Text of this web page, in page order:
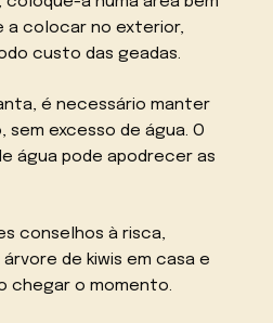
a colocar no exterior,
custo das geadas.
é necessário manter
sem excesso de água. O
água pode apodrecer as
conselhos à risca,
de kiwis em casa e
chegar o momento.